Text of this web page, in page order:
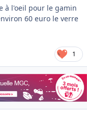
à l'oeil pour le gamin
60 euro le verre
1